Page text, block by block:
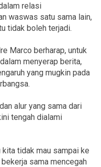
relasi
waswas satu sama lain,
tidak boleh terjadi.
Marco berharap, untuk
menyerap berita,
yang mugkin pada
alur yang sama dari
tengah dialami
tidak mau sampai ke
sama mencegah